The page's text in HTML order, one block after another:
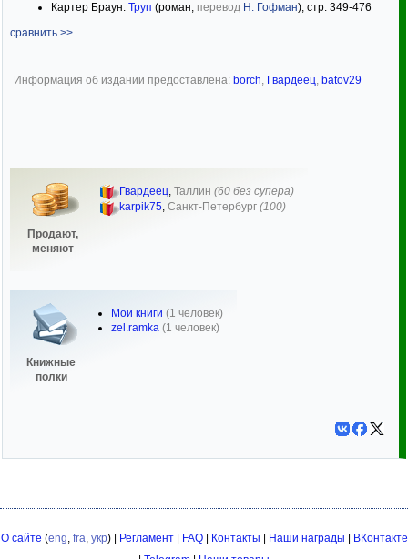
Картер Браун. Труп (роман, перевод Н. Гофман), стр. 349-476
сравнить >>
Информация об издании предоставлена: borch, Гвардеец, batov29
Продают,
меняют
Гвардеец, Таллин (60 без супера)
karpik75, Санкт-Петербург (100)
Книжные
полки
Мои книги (1 человек)
zel.ramka (1 человек)
О сайте (eng, fra, укр) | Регламент| FAQ| Контакты Наши награды
ВКонтакте